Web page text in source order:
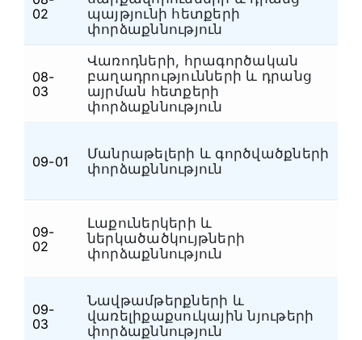
02
պայթյունի հետքերի
փորձաքննություն
08-
03
Վառոդների, հրագործական
բաղադրությունների և դրանց
այրման հետքերի
փորձաքննություն
09-01
Մանրաթելերի և գործվածքների
փորձաքննություն
09-
02
Լաքուներկերի և
ներկածածկույթների
փորձաքննություն
09-
03
Նավթամթերքների և
վառելիքաքսուկային նյութերի
փորձաքննություն